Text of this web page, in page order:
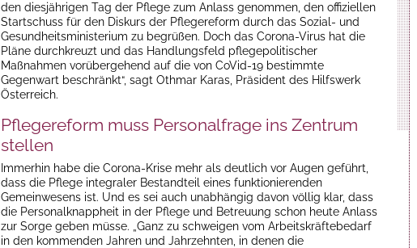
den diesjährigen Tag der Pflege zum Anlass genommen, den offiziellen
Startschuss für den Diskurs der Pflegereform durch das Sozial- und
Gesundheitsministerium zu begrüßen. Doch das Corona-Virus hat die
Pläne durchkreuzt und das Handlungsfeld pflegepolitischer
Maßnahmen vorübergehend auf die von CoVid-19 bestimmte
Gegenwart beschränkt“, sagt Othmar Karas, Präsident des Hilfswerk
Österreich.
Pflegereform muss Personalfrage ins Zentrum
stellen
Immerhin habe die Corona-Krise mehr als deutlich vor Augen geführt,
dass die Pflege integraler Bestandteil eines funktionierenden
Gemeinwesens ist. Und es sei auch unabhängig davon völlig klar, dass
die Personalknappheit in der Pflege und Betreuung schon heute Anlass
zur Sorge geben müsse. „Ganz zu schweigen vom Arbeitskräftebedarf
in den kommenden Jahren und Jahrzehnten, in denen die